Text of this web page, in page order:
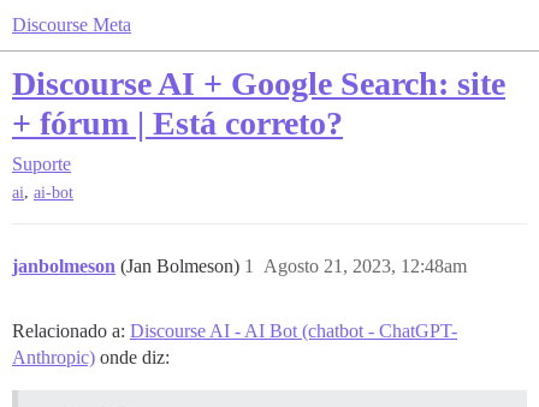
Discourse Meta
Discourse AI + Google Search: site
+ fórum | Está correto?
Suporte
ai, ai-bot
janbolmeson (Jan Bolmeson) Agosto 21, 2023, 12:48am
1
Relacionado a: Discourse AI - AI Bot (chatbot - ChatGPT-
Anthropic) onde diz: